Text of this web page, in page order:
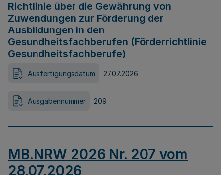
Richtlinie über die Gewährung von
Zuwendungen zur Förderung der
Ausbildungen in den
Gesundheitsfachberufen (Förderrichtlinie
Gesundheitsfachberufe)
Ausfertigungsdatum 27.07.2026
Ausgabennummer 209
MB.NRW 2026 Nr. 207 vom
28.07.2026